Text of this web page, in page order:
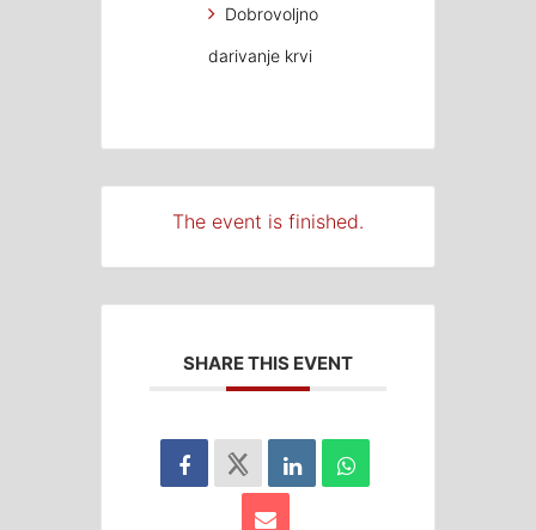
Dobrovoljno
darivanje krvi
The event is finished.
SHARE THIS EVENT